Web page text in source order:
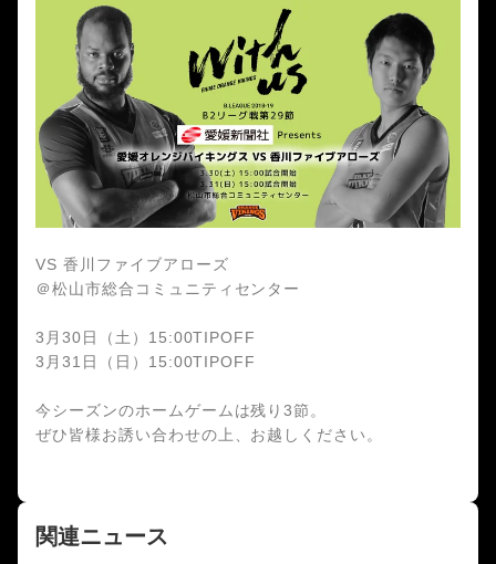
VS 香川ファイブアローズ
＠松山市総合コミュニティセンター
3月30日（土）15:00TIPOFF
3月31日（日）15:00TIPOFF
今シーズンのホームゲームは残り3節。
ぜひ皆様お誘い合わせの上、お越しください。
関連ニュース